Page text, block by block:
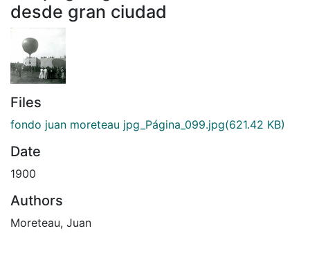
desde gran ciudad
Files
fondo juan moreteau jpg_Página_099.jpg(621.42 KB)
Date
1900
Authors
Moreteau, Juan